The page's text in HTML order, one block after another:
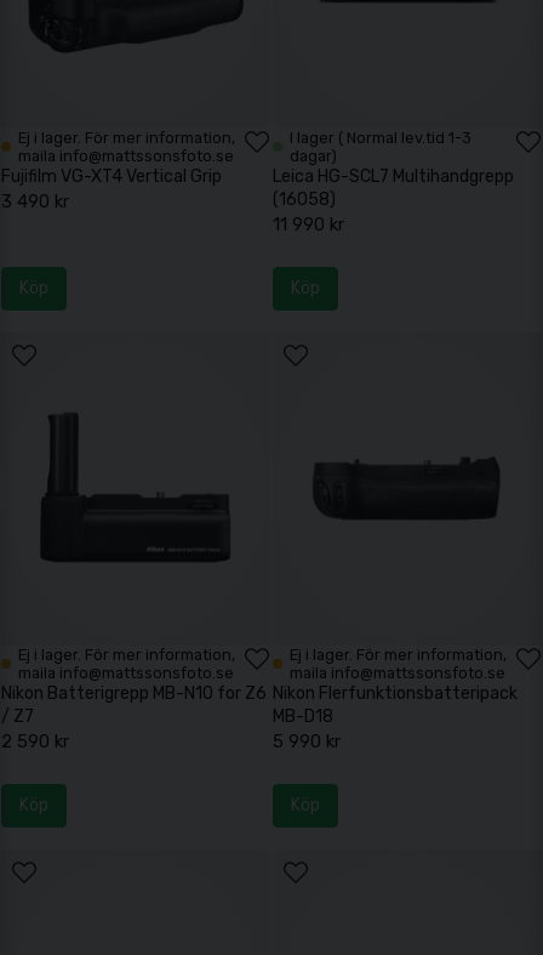
Ej i lager. För mer information,
maila info@mattssonsfoto.se
Fujifilm VG-XT4 Vertical Grip
3 490 kr
Köp
I lager ( Normal lev.tid 1-3
dagar)
Leica HG-SCL7 Multihandgrepp
(16058)
11 990 kr
Köp
Ej i lager. För mer information,
maila info@mattssonsfoto.se
Nikon Batterigrepp MB-N10 for Z6
/ Z7
2 590 kr
Köp
Ej i lager. För mer information,
maila info@mattssonsfoto.se
Nikon Flerfunktionsbatteripack
MB-D18
5 990 kr
Köp